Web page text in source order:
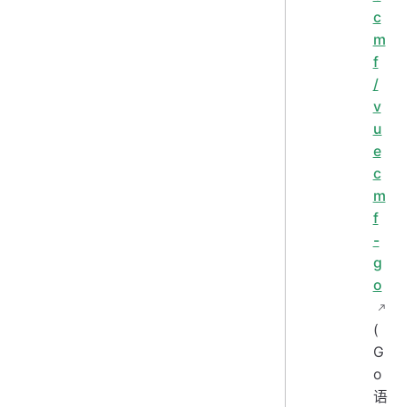
c
m
f
/
v
u
e
c
m
f
-
g
o
(
G
o
语